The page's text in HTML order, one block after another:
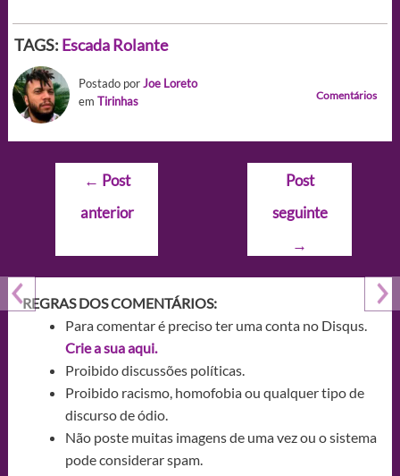
TAGS: Escada Rolante
Postado porJoe Loreto
em Tirinhas Comentários
Navegação
Post
← Post
anterior
Post
seguinte
→
REGRAS DOS COMENTÁRIOS:
Para comentar é preciso ter uma conta no Disqus.
Crie a sua aqui.
Proibido discussões políticas.
Proibido racismo, homofobia ou qualquer tipo de
discurso de ódio.
Não poste muitas imagens de uma vez ou o sistema
pode considerar spam.